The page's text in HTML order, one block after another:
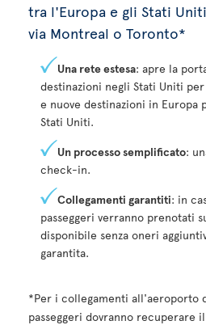
tra l'Europa e gli Stati
via Montreal o Toronto*
Una rete estesa: apre la
destinazioni negli Stati Uniti
e nuove destinazioni in Europa
Stati Uniti.
Un processo semplificato:
check-in.
Collegamenti garantiti: in
passeggeri verranno prenotati
disponibile senza oneri
garantita.
*Per i collegamenti all'aeroporto
passeggeri dovranno recuperare